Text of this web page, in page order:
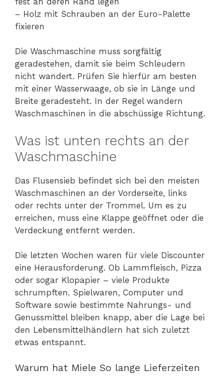
– Holz mit Schrauben an der Euro-Palette
fixieren
Die Waschmaschine muss sorgfältig
geradestehen, damit sie beim Schleudern
nicht wandert. Prüfen Sie hierfür am besten
mit einer Wasserwaage, ob sie in Länge und
Breite geradesteht. In der Regel wandern
Waschmaschinen in die abschüssige Richtung.
Was ist unten rechts an der
Waschmaschine
Das Flusensieb befindet sich bei den meisten
Waschmaschinen an der Vorderseite, links
oder rechts unter der Trommel. Um es zu
erreichen, muss eine Klappe geöffnet oder die
Verdeckung entfernt werden.
Die letzten Wochen waren für viele Discounter
eine Herausforderung. Ob Lammfleisch, Pizza
oder sogar Klopapier – viele Produkte
schrumpften. Spielwaren, Computer und
Software sowie bestimmte Nahrungs- und
Genussmittel bleiben knapp, aber die Lage bei
den Lebensmittelhändlern hat sich zuletzt
etwas entspannt.
Warum hat Miele So lange Lieferzeiten